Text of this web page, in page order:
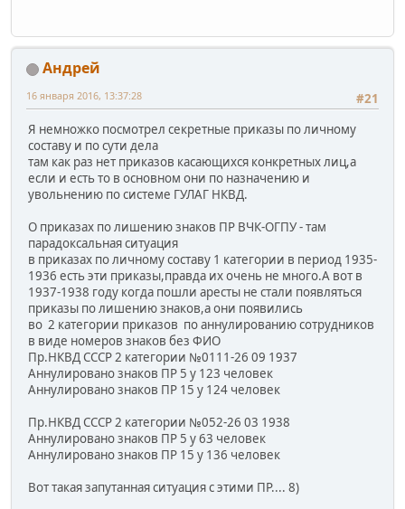
Андрей
#21
16 января 2016, 13:37:28
Я немножко посмотрел секретные приказы по личному
составу и по сути дела
там как раз нет приказов касающихся конкретных лиц,а
если и есть то в основном они по назначению и
увольнению по системе ГУЛАГ НКВД.
О приказах по лишению знаков ПР ВЧК-ОГПУ - там
парадоксальная ситуация
в приказах по личному составу 1 категории в период 1935-
1936 есть эти приказы,правда их очень не много.А вот в
1937-1938 году когда пошли аресты не стали появляться
приказы по лишению знаков,а они появились
во 2 категории приказов по аннулированию сотрудников
в виде номеров знаков без ФИО
Пр.НКВД СССР 2 категории №0111-26 09 1937
Аннулировано знаков ПР 5 у 123 человек
Аннулировано знаков ПР 15 у 124 человек
Пр.НКВД СССР 2 категории №052-26 03 1938
Аннулировано знаков ПР 5 у 63 человек
Аннулировано знаков ПР 15 у 136 человек
Вот такая запутанная ситуация с этими ПР.... 8)